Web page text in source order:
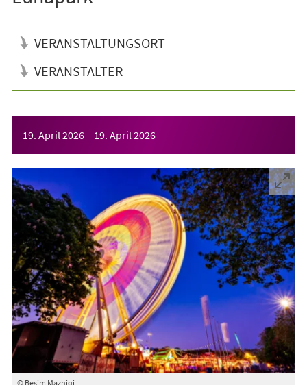
VERANSTALTUNGSORT
VERANSTALTER
19. April 2026– 19. April 2026
© Besim Mazhiqi